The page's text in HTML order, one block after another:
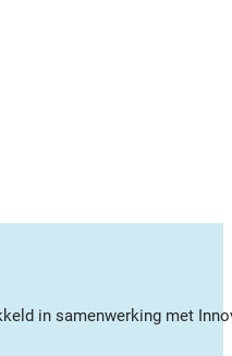
in samenwerking met